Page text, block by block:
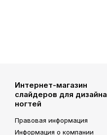
Интернет-магазин
слайдеров для дизайна
ногтей
Правовая информация
Информация о компании